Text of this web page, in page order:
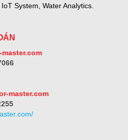
System, Water Analytics.
master.com